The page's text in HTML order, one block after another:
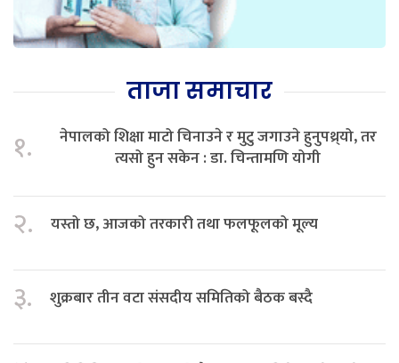
ताजा समाचार
१.
नेपालको शिक्षा माटो चिनाउने र मुटु जगाउने हुनुपथ्र्यो, तर
त्यसो हुन सकेन : डा. चिन्तामणि योगी
२. यस्तो छ, आजको तरकारी तथा फलफूलको मूल्य
३. शुक्रबार तीन वटा संसदीय समितिको बैठक बस्दै